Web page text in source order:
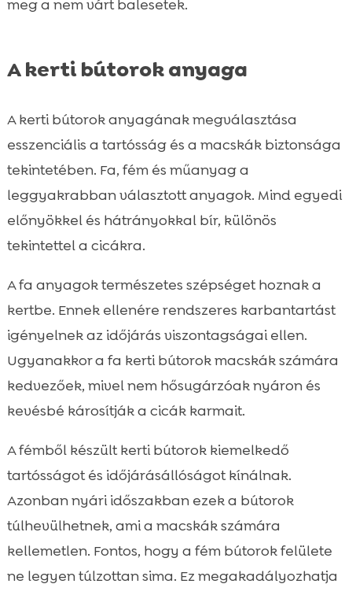
meg a nem várt balesetek.
A kerti bútorok anyaga
A kerti bútorok anyagának megválasztása
esszenciális a tartósság és a macskák biztonsága
tekintetében. Fa, fém és műanyag a
leggyakrabban választott anyagok. Mind egyedi
előnyökkel és hátrányokkal bír, különös
tekintettel a cicákra.
A fa anyagok természetes szépséget hoznak a
kertbe. Ennek ellenére rendszeres karbantartást
igényelnek az időjárás viszontagságai ellen.
Ugyanakkor a fa kerti bútorok macskák számára
kedvezőek, mivel nem hősugárzóak nyáron és
kevésbé károsítják a cicák karmait.
A fémből készült kerti bútorok kiemelkedő
tartósságot és időjárásállóságot kínálnak.
Azonban nyári időszakban ezek a bútorok
túlhevülhetnek, ami a macskák számára
kellemetlen. Fontos, hogy a fém bútorok felülete
ne legyen túlzottan sima. Ez megakadályozhatja